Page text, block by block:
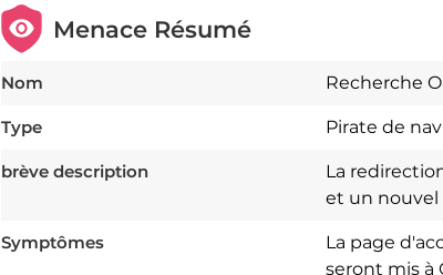
Menace Résumé
Nom Recherche
Type Pirate de
brève description
La
et un nouvel
Symptômes
La page
seront mis à